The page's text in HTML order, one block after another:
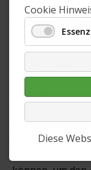
Entwicklung
Produkte
33.In der
die
wirtschaftlich
betroffen sind,
Fonds, aus
Cookie
Diese